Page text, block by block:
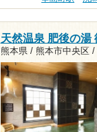
天然温泉 肥後の湯
熊本県 / 熊本市中央区 /